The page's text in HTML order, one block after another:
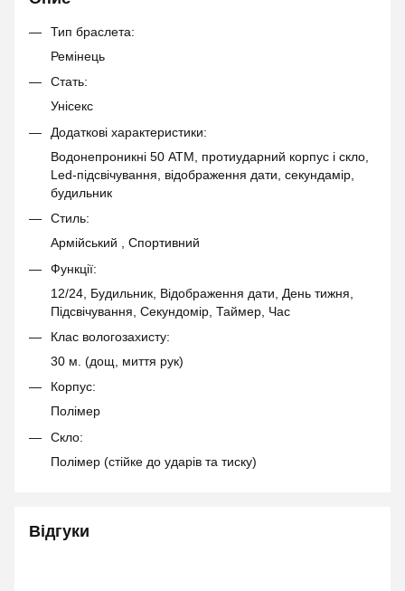
Тип браслета:
Ремінець
Стать:
Унісекс
Додаткові характеристики:
Водонепроникні 50 АТМ, протиударний корпус і скло,
Led-підсвічування, відображення дати, секундамір,
будильник
Стиль:
Армійський , Спортивний
Функції:
12/24, Будильник, Відображення дати, День тижня,
Підсвічування, Секундомір, Таймер, Час
Клас вологозахисту:
30 м. (дощ, миття рук)
Корпус:
Полімер
Скло:
Полімер (стійке до ударів та тиску)
Відгуки